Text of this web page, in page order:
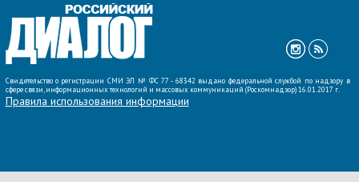
Свидетельство о регистрации СМИ ЭЛ № ФС 77 - 68342 выдано федеральной службой по надзору в
сфере связи, информационных технологий и массовых коммуникаций (Роскомнадзор) 16.01.2017 г.
Правила использования информации